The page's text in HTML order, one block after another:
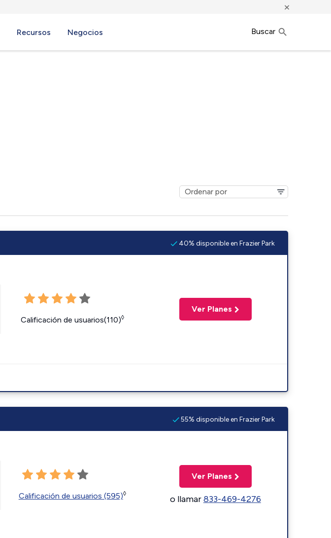
×
Recursos Negocios Buscar
40% disponible en Frazier Park
Calificación de usuarios(110)◊
Ver Planes
55% disponible en Frazier Park
Calificación de usuarios (595)◊
Ver Planes
o llamar833-469-4276